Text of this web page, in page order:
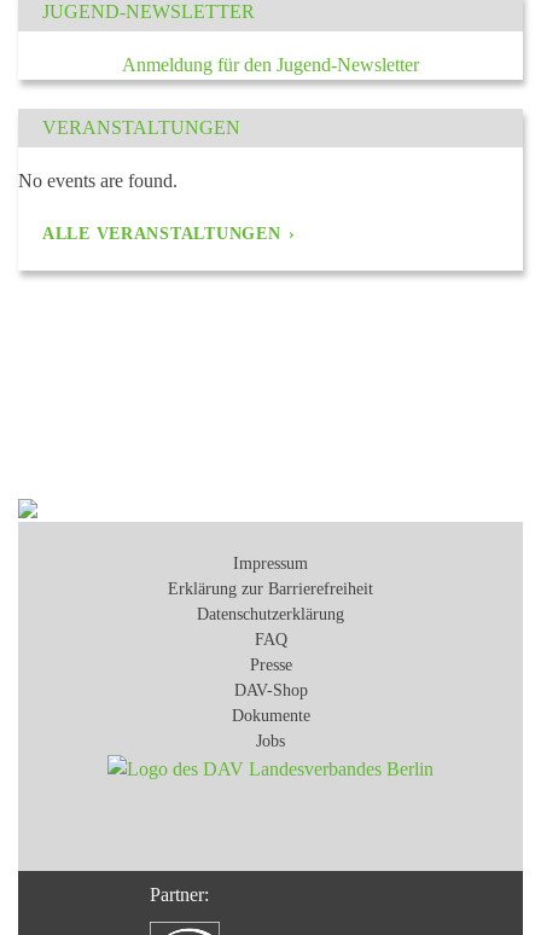
JUGEND-NEWSLETTER
Anmeldung für den Jugend-Newsletter
VERANSTALTUNGEN
No events are found.
ALLE VERANSTALTUNGEN
Impressum
Erklärung zur Barrierefreiheit
Datenschutzerklärung
FAQ
Presse
DAV-Shop
Dokumente
Jobs
Partner: